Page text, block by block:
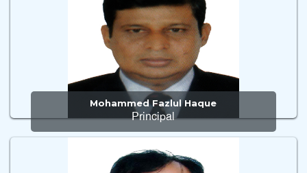
Mohammed Fazlul Haque
Principal